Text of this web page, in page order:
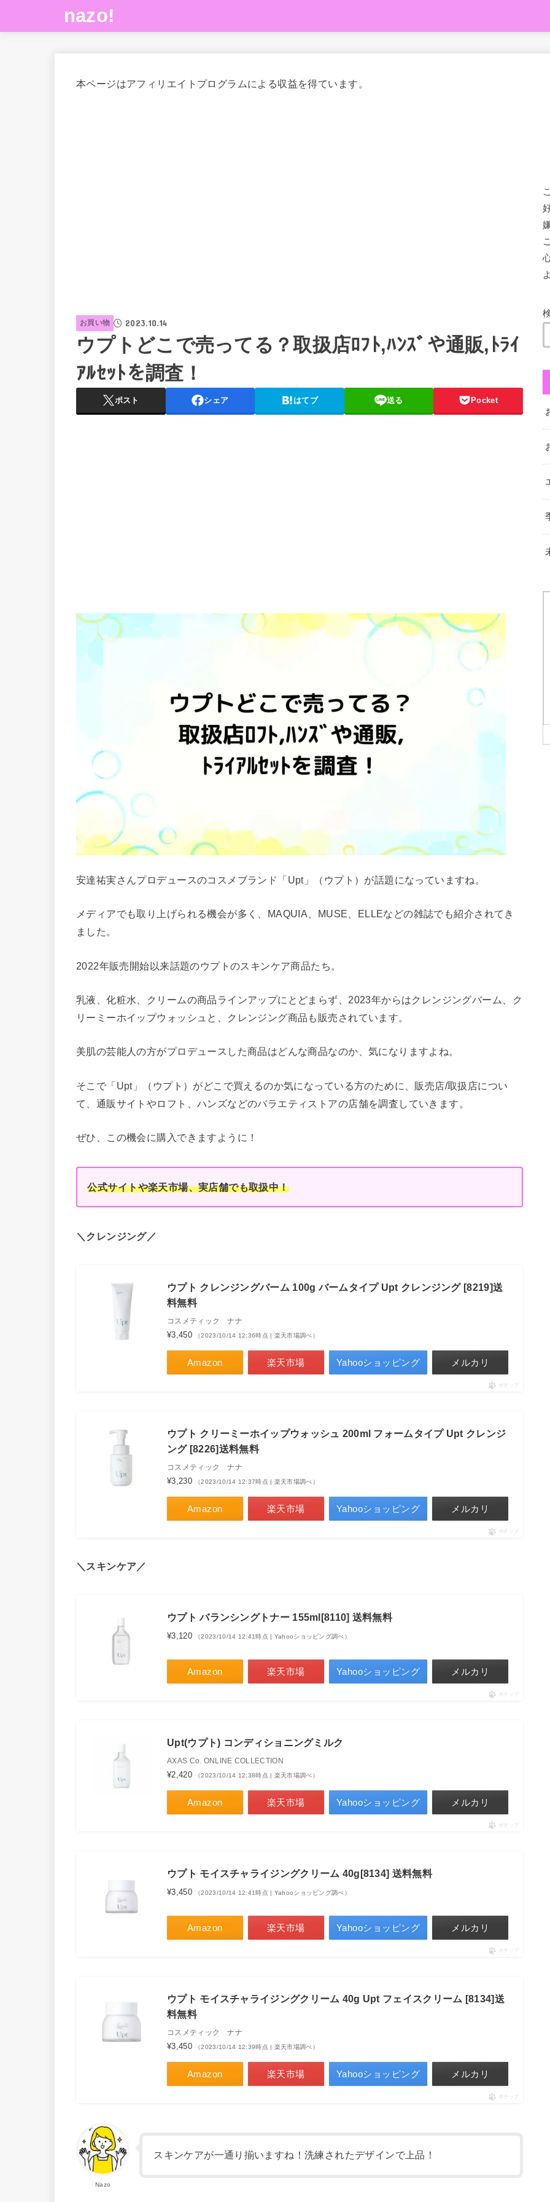
nazo!
本ページはアフィリエイトプログラムによる収益を得ています。
お買い物 2023.10.14
ウプトどこで売ってる？取扱店ﾛﾌﾄ,ﾊﾝｽﾞや通販,ﾄﾗｲ
ｱﾙｾｯﾄを調査！
ポスト シェア はてブ 送る Pocket
安達祐実さんプロデュースのコスメブランド「Upt」（ウプト）が話題になっていますね。
メディアでも取り上げられる機会が多く、MAQUIA、MUSE、ELLEなどの雑誌でも紹介されてき
ました。
2022年販売開始以来話題のウプトのスキンケア商品たち。
乳液、化粧水、クリームの商品ラインアップにとどまらず、2023年からはクレンジングバーム、ク
リーミーホイップウォッシュと、クレンジング商品も販売されています。
美肌の芸能人の方がプロデュースした商品はどんな商品なのか、気になりますよね。
そこで「Upt」（ウプト）がどこで買えるのか気になっている方のために、販売店/取扱店につい
て、通販サイトやロフト、ハンズなどのバラエティストアの店舗を調査していきます。
ぜひ、この機会に購入できますように！
公式サイトや楽天市場、実店舗でも取扱中！
＼クレンジング／
ウプト クレンジングバーム 100g バームタイプ Upt クレンジング [8219]送
料無料
コスメティック ナナ
¥3,450 （2023/10/14 12:36時点 | 楽天市場調べ）
Amazon 楽天市場 Yahooショッピング メルカリ
ポチップ
ウプト クリーミーホイップウォッシュ 200ml フォームタイプ Upt クレンジ
ング [8226]送料無料
コスメティック ナナ
¥3,230 （2023/10/14 12:37時点 | 楽天市場調べ）
Amazon 楽天市場 Yahooショッピング メルカリ
ポチップ
＼スキンケア／
ウプト バランシングトナー 155ml[8110] 送料無料
¥3,120 （2023/10/14 12:41時点 | Yahooショッピング調べ）
Amazon 楽天市場 Yahooショッピング メルカリ
ポチップ
Upt(ウプト) コンディショニングミルク
AXAS Co. ONLINE COLLECTION
¥2,420 （2023/10/14 12:38時点 | 楽天市場調べ）
Amazon 楽天市場 Yahooショッピング メルカリ
ポチップ
ウプト モイスチャライジングクリーム 40g[8134] 送料無料
¥3,450 （2023/10/14 12:41時点 | Yahooショッピング調べ）
Amazon 楽天市場 Yahooショッピング メルカリ
ポチップ
ウプト モイスチャライジングクリーム 40g Upt フェイスクリーム [8134]送
料無料
コスメティック ナナ
¥3,450 （2023/10/14 12:39時点 | 楽天市場調べ）
Amazon 楽天市場 Yahooショッピング メルカリ
ポチップ
Nazo
スキンケアが一通り揃いますね！洗練されたデザインで上品！